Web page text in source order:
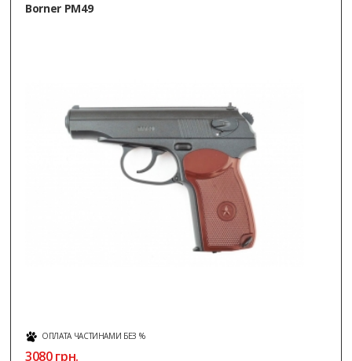
Borner PM49
ОПЛАТА ЧАСТИНАМИ БЕЗ %
3080 грн.